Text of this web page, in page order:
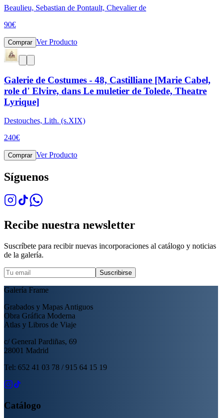
Beaulieu, Sebastian de Pontault, Chevalier de
90€
Comprar Ver Producto
Galerie de Costumes - 48, Castilliane [Marie Cabel,
role d' Elvire, dans Le muletier de Tolede, Theatre
Lyrique]
Destouches, Lith. (s.XIX)
240€
Comprar Ver Producto
Síguenos
Recibe nuestra newsletter
Suscríbete para recibir nuevas incorporaciones al catálogo y noticias
de la galería.
Suscribirse
Galería Frame
Grabados y Mapas Antiguos
Obra Gráfica Moderna
Atlas y Libros de Viaje
c/ General Pardiñas, 69
28001 Madrid
Tel: 652 41 03 78 / 915 64 15 19
Catálogo